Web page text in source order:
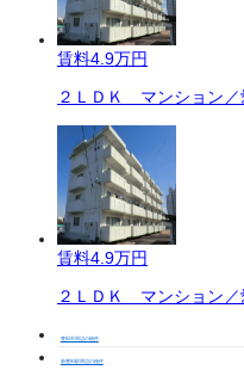
賃料4.9万円
２ＬＤＫ マンション／
賃料4.9万円
２ＬＤＫ マンション／
豊田市周辺の物件
新豊田駅周辺の物件